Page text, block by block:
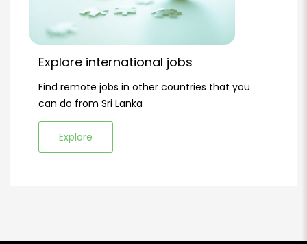
Explore international jobs
Find remote jobs in other countries that you
can do from Sri Lanka
Explore